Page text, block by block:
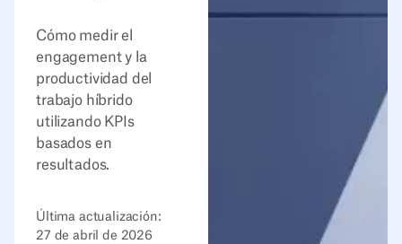
Cómo medir el
engagement y la
productividad del
trabajo híbrido
utilizando KPIs
basados en
resultados.
Última actualización:
27 de abril de 2026